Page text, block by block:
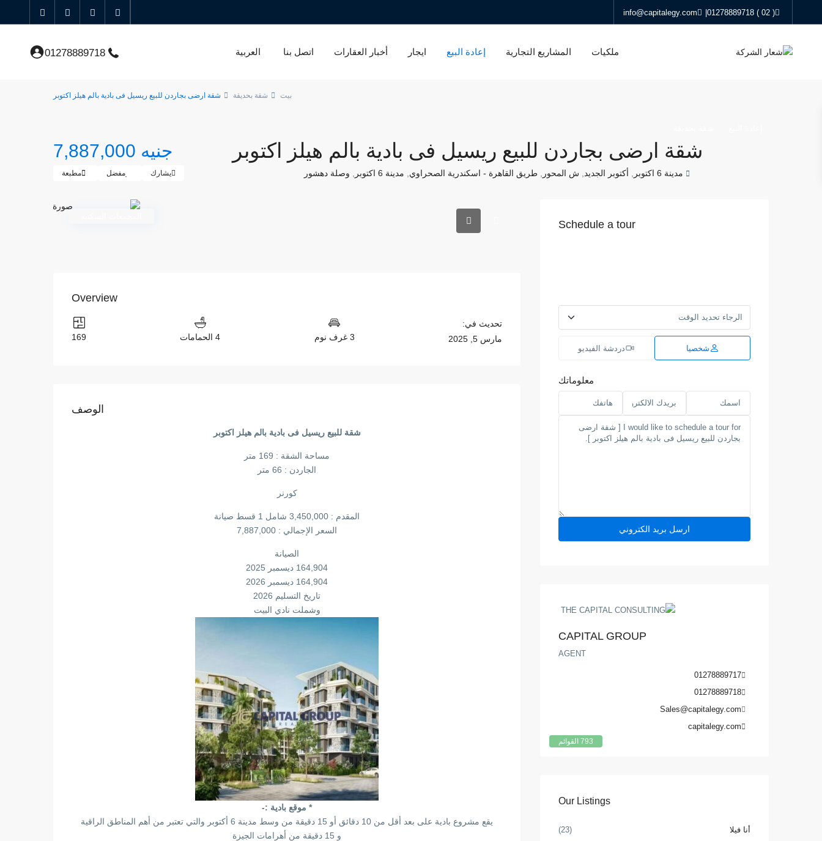
( 02 ) 01278889718
|
info@capitalegy.com
ملكيات المشاريع التجارية إعادة البيع ايجار أخبار العقارات اتصل بنا العربية 01278889718
بيت شقة بحديقة شقة ارضى بجاردن للبيع ريسيل فى بادية بالم هيلز اكتوبر
شقة ارضى بجاردن للبيع ريسيل فى بادية بالم هيلز اكتوبر جنيه 7,887,000
مدينة 6 اكتوبر أكتوبر الجديد ش المحور ,طريق القاهرة - اسكندرية الصحراوي مدينة 6 اكتوبر وصلة دهشور يشارك مفضل مطبعة
Overview
تحديث في:
مارس 5, 2025
3 غرف نوم 4 الحمامات 169
الوصف
شقة للبيع ريسيل فى بادية بالم هيلز اكتوبر
مساحة الشقة : 169 متر
الجاردن : 66 متر
كورنر
المقدم : 3,450,000 شامل 1 قسط صيانة
السعر الإجمالي : 7,887,000
الصيانة
164,904 ديسمبر 2025
164,904 ديسمبر 2026
تاريخ التسليم 2026
وشملت نادي البيت
* موقع بادية :-
يقع مشروع بادية على بعد أقل من 10 دقائق أو 15 دقيقة من وسط مدينة 6 أكتوبر والتي تعتبر من أهم المناطق الراقية
و 15 دقيقة من أهرامات الجيزة
Schedule a tour
شخصيا دردشة الفيديو
معلوماتك
793 القوائم
CAPITAL GROUP
AGENT
01278889717
01278889718
Sales@capitalegy.com
capitalegy.com
Our Listings
أنا فيلا (23)